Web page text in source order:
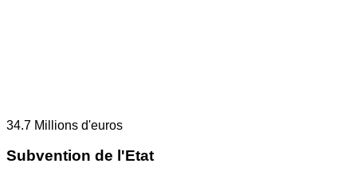
34.7 Millions d'euros
Subvention de l'Etat